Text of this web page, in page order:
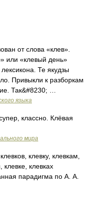
от слова «клев».
или «клевый день»
Те якудзы
Привыкли к разборкам
Так&#8230; …
языка
классно. Клёвая
мира
клевку, клевкам,
клевке, клевках
парадигма по А. А.